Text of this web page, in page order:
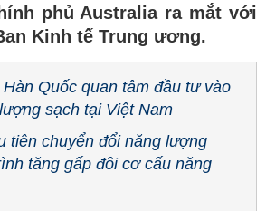
phủ Australia ra mắt với
Kinh tế Trung ương.
Quốc quan tâm đầu tư vào
sạch tại Việt Nam
tiên chuyển đổi năng lượng
tăng gấp đôi cơ cấu năng